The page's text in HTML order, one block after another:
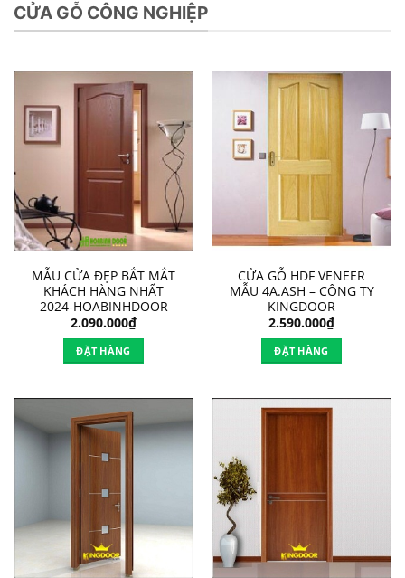
CỬA GỖ CÔNG NGHIỆP
MẪU CỬA ĐẸP BẮT MẮT
KHÁCH HÀNG NHẤT
2024-HOABINHDOOR
2.090.000₫
ĐẶT HÀNG
CỬA GỖ HDF VENEER
MẪU 4A.ASH – CÔNG TY
KINGDOOR
2.590.000₫
ĐẶT HÀNG